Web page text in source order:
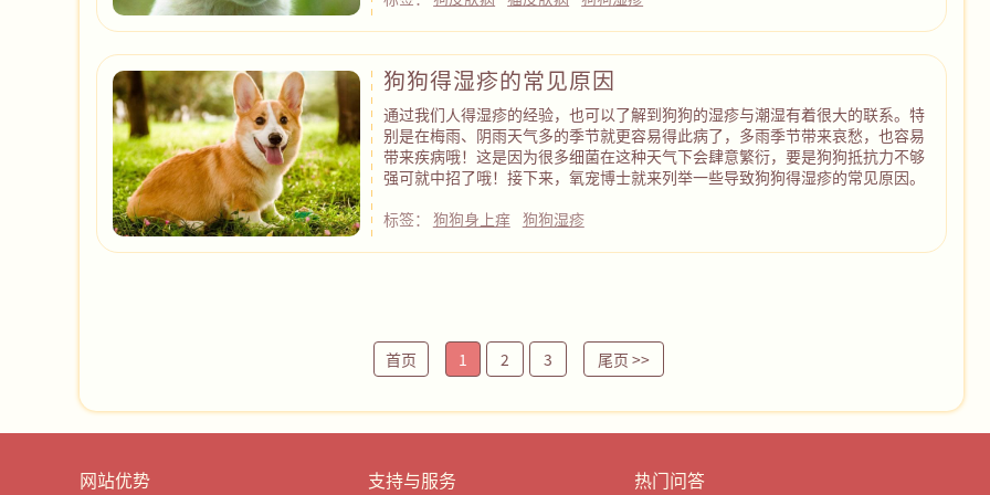
狗狗得湿疹的常见原因
通过我们人得湿疹的经验，也可以了解到狗狗的湿疹与潮湿有着很大的联系。特
别是在梅雨、阴雨天气多的季节就更容易得此病了，多雨季节带来哀愁，也容易
带来疾病哦！这是因为很多细菌在这种天气下会肆意繁衍，要是狗狗抵抗力不够
强可就中招了哦！接下来，氧宠博士就来列举一些导致狗狗得湿疹的常见原因。
标签： 狗狗身上痒 狗狗湿疹
首页 1 2 3 尾页 >>
网站优势 支持与服务 热门问答